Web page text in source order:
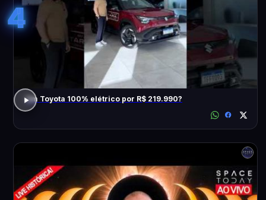
4
Um Toyota 100% elétrico por R$ 219.990?